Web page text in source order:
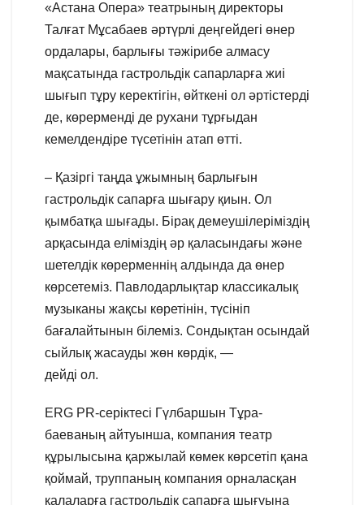
«Астана Опера» театрының директоры
Талғат Мұсабаев әртүрлі деңгейдегі өнер
ордалары, барлығы тәжірибе алмасу
мақсатында гастрольдік сапарларға жиі
шығып тұру керектігін, өйткені ол әртістерді
де, көрерменді де рухани тұрғыдан
кемелдендіре түсетінін атап өтті.
– Қазіргі таңда ұжымның барлығын
гастрольдік сапарға шығару қиын. Ол
қымбатқа шығады. Бірақ демеушілеріміздің
арқасында еліміздің әр қаласындағы және
шетелдік көрерменнің алдында да өнер
көрсетеміз. Павлодарлықтар классикалық
музыканы жақсы көретінін, түсініп
бағалайтынын білеміз. Сондықтан осындай
сыйлық жасауды жөн көрдік, —
дейді ол.
ERG PR-серіктесі Гүлбаршын Тұра-
баеваның айтуынша, компания театр
құрылысына қаржылай көмек көрсетіп қана
қоймай, труппаның компания орналасқан
қалаларға гастрольдік сапарға шығуына